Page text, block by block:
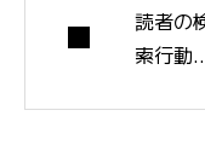
読者の
索行動